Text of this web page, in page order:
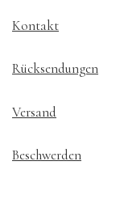
Kontakt
Rücksendungen
Versand
Beschwerden